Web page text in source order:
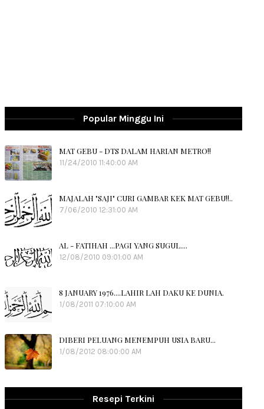
Popular Minggu Ini
MAT GEBU - DTS DALAM HARIAN METRO!!
11/24/2010 11:40:00 AM
MAJALAH "SAJI" CURI GAMBAR KEK MAT GEBU!!..
7/06/2010 12:31:00 AM
AL - FATIHAH ...PAGI YANG SUGUL....
12/08/2010 09:01:00 AM
8 JANUARY 1976....LAHIR LAH DAKU KE DUNIA.
1/08/2011 07:10:00 AM
DIBERI PELUANG MENEMPUH USIA BARU...
1/08/2012 08:00:00 AM
Resepi Terkini